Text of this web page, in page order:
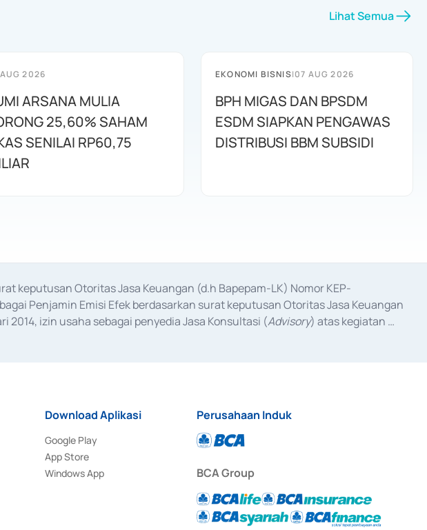
Lihat Semua
2026
ARSANA MULIA
25,60% SAHAM
SENILAI RP60,75
EKONOMI BISNIS|07 AUG 2026
BPH MIGAS DAN BPSDM
ESDM SIAPKAN PENGAWAS
DISTRIBUSI BBM SUBSIDI
keputusan Otoritas Jasa Keuangan (d.h Bapepam-LK) Nomor KEP-
Penjamin Emisi Efek berdasarkan surat keputusan Otoritas Jasa Keuangan
2014, izin usaha sebagai penyedia Jasa Konsultasi (Advisory) atas kegiatan
Download Aplikasi
Google Play
App Store
Windows App
Perusahaan Induk
BCA Group